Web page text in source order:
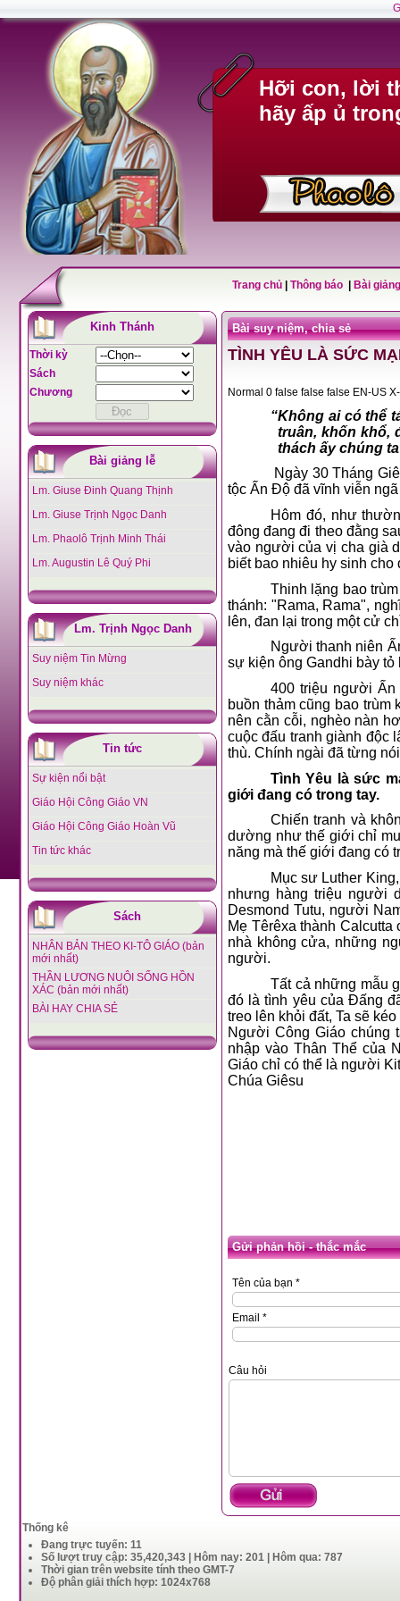
Hỡi con, lời
hãy ấp ủ
Trang chủ Thông báo Bài
Kinh Thánh
Thời kỳ
Sách
Chương
Bài giảng lễ
Lm. Giuse Đinh Quang Thịnh
Lm. Giuse Trịnh Ngọc Danh
Lm. Phaolô Trịnh Minh Thái
Lm. Augustin Lê Quý Phi
Lm. Trịnh Ngọc Danh
Suy niệm Tin Mừng
Suy niệm khác
Tin tức
Sự kiện nổi bật
Giáo Hội Công Giáo VN
Giáo Hội Công Giáo Hoàn Vũ
Tin tức khác
Sách
NHÂN BẢN THEO KI-TÔ GIÁO (bản
mới nhất)
THẦN LƯƠNG NUÔI SỐNG HỒN
XÁC (bản mới nhất)
BÀI HAY CHIA SẺ
Bài suy niệm, chia sẻ
TÌNH YÊU LÀ SỨC
“Không ai có thể
truân, khốn khổ,
thách ấy chúng
Ngày 30 Tháng
tộc Ấn Ðộ đã vĩnh viễn
Hôm đó, như
đông đang đi theo đằng
vào người của vị cha già
biết bao nhiêu hy sinh
Thinh lặng bao
thánh: "Rama, Rama",
lên, đan lại trong một cử
Người thanh niên
sự kiện ông Gandhi bày
400 triệu người Ấn
buồn thảm cũng bao
nên cằn cỗi, nghèo nàn
cuộc đấu tranh giành độc
thù. Chính ngài đã từng
Tình Yêu là sức
giới đang có trong tay.
Chiến tranh và
dường như thế giới chỉ
năng mà thế giới đang có
Mục sư Luther
nhưng hàng triệu người
Desmond Tutu, người
Mẹ Têrêxa thành
nhà không cửa, những
người.
Tất cả những mẫu
đó là tình yêu của Ðấng
treo lên khỏi đất, Ta sẽ
Người Công Giáo chúng
nhập vào Thân Thể của
Giáo chỉ có thể là người
Chúa Giêsu
Gửi phản hồi - thắc mắc
Tên của bạn *
Email *
Câu hỏi
Thống kê
Đang trực tuyến: 11
Số lượt truy cập: 35,420,343 | Hôm nay: 201 | Hôm qua: 787
Thời gian trên website tính theo GMT-7
Độ phân giải thích hợp: 1024x768